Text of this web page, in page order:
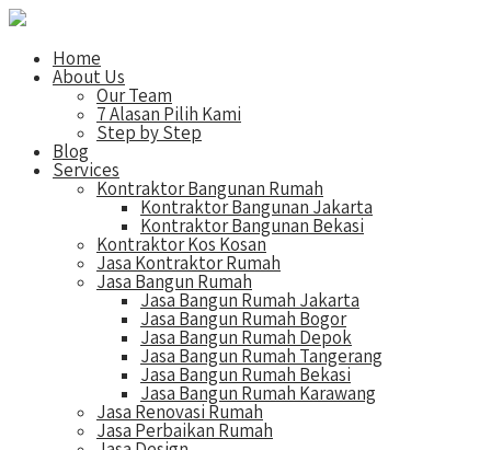
Home
About Us
Our Team
7 Alasan Pilih Kami
Step by Step
Blog
Services
Kontraktor Bangunan Rumah
Kontraktor Bangunan Jakarta
Kontraktor Bangunan Bekasi
Kontraktor Kos Kosan
Jasa Kontraktor Rumah
Jasa Bangun Rumah
Jasa Bangun Rumah Jakarta
Jasa Bangun Rumah Bogor
Jasa Bangun Rumah Depok
Jasa Bangun Rumah Tangerang
Jasa Bangun Rumah Bekasi
Jasa Bangun Rumah Karawang
Jasa Renovasi Rumah
Jasa Perbaikan Rumah